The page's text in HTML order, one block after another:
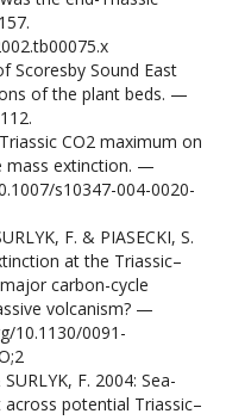
Scoresby Sound East
of the plant beds. —
CO2 maximum on
mass extinction. —
s10347-004-0020-
F. & PIASECKI, S.
at the Triassic–
carbon-cycle
volcanism? —
10.1130/0091-
F. 2004: Sea-
potential Triassic–